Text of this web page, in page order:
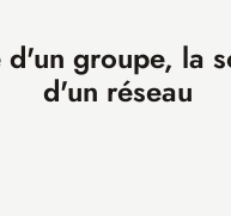
d'un groupe, la
d'un réseau